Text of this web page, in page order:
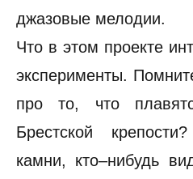
джазовые мелодии.
Что в этом проекте
эксперименты.
про то, что
Брестской
камни, кто–нибудь